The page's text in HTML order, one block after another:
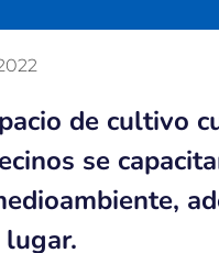
de cultivo
se